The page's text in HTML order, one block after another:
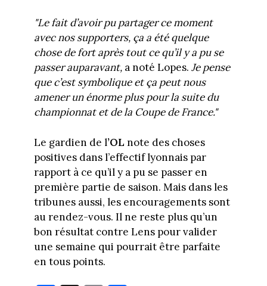
"Le fait d’avoir pu partager ce moment
avec nos supporters, ça a été quelque
chose de fort après tout ce qu’il y a pu se
passer auparavant, a noté Lopes. Je pense
que c’est symbolique et ça peut nous
amener un énorme plus pour la suite du
championnat et de la Coupe de France."
Le gardien de l’OL note des choses
positives dans l’effectif lyonnais par
rapport à ce qu’il y a pu se passer en
première partie de saison. Mais dans les
tribunes aussi, les encouragements sont
au rendez-vous. Il ne reste plus qu’un
bon résultat contre Lens pour valider
une semaine qui pourrait être parfaite
en tous points.